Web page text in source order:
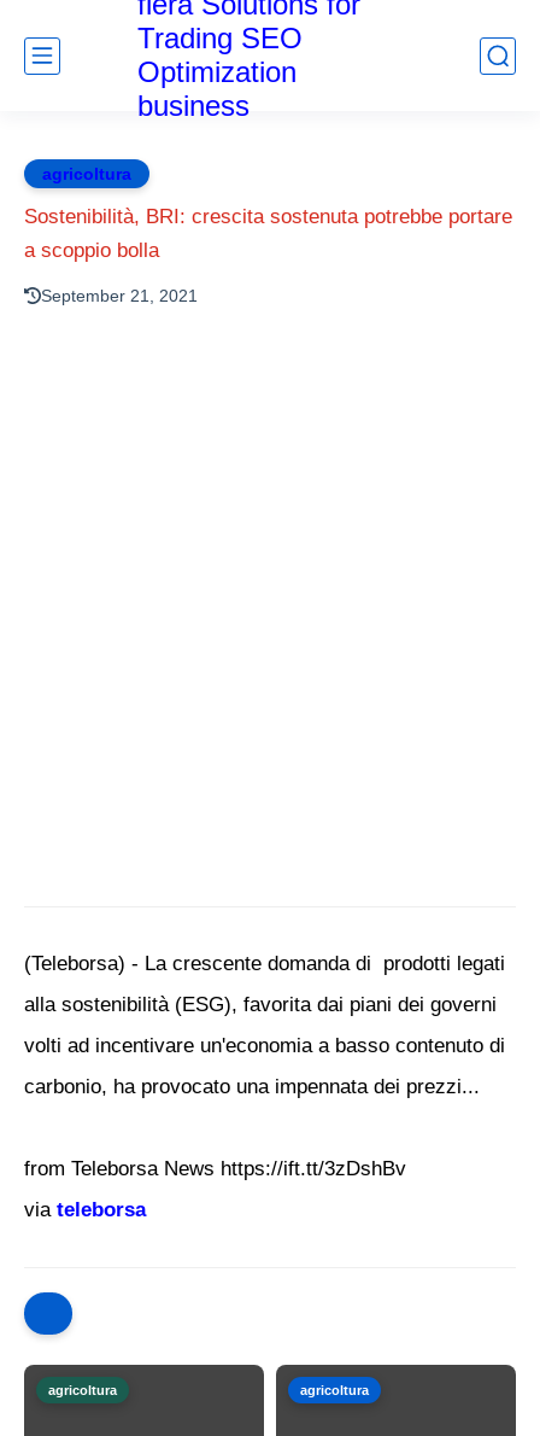
Trading SEO
Optimization
business
agricoltura
Sostenibilità, BRI: crescita sostenuta potrebbe portare
a scoppio bolla
September 21, 2021
(Teleborsa) - La crescente domanda di prodotti legati
alla sostenibilità (ESG), favorita dai piani dei governi
volti ad incentivare un'economia a basso contenuto di
carbonio, ha provocato una impennata dei prezzi...
from Teleborsa News https://ift.tt/3zDshBv
via teleborsa
agricoltura agricoltura